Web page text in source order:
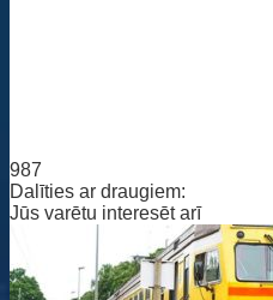
987
Dalīties ar draugiem:
Jūs varētu interesēt arī